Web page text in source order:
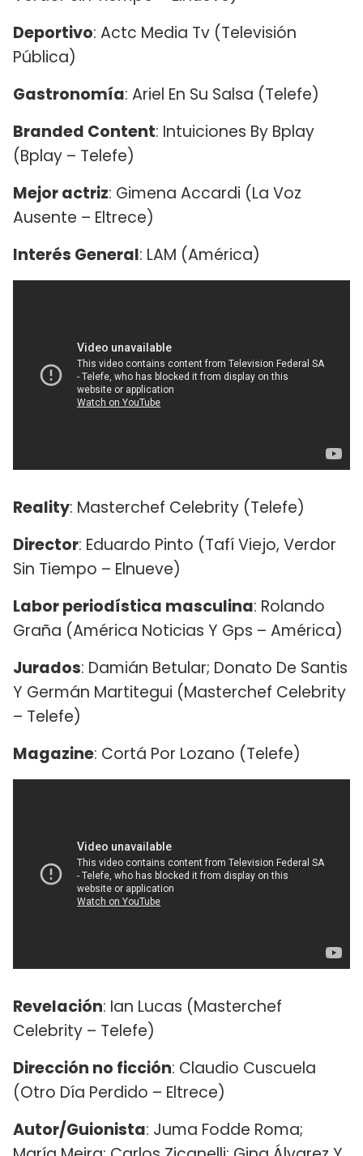
Deportivo: Actc Media Tv (Televisión
Pública)
Gastronomía: Ariel En Su Salsa (Telefe)
Branded Content: Intuiciones By Bplay
(Bplay – Telefe)
Mejor actriz: Gimena Accardi (La Voz
Ausente – Eltrece)
Interés General: LAM (América)
Reality: Masterchef Celebrity (Telefe)
Director: Eduardo Pinto (Tafí Viejo, Verdor
Sin Tiempo – Elnueve)
Labor periodística masculina: Rolando
Graña (América Noticias Y Gps – América)
Jurados: Damián Betular; Donato De Santis
Y Germán Martitegui (Masterchef Celebrity
– Telefe)
Magazine: Cortá Por Lozano (Telefe)
Revelación: Ian Lucas (Masterchef
Celebrity – Telefe)
Dirección no ficción: Claudio Cuscuela
(Otro Día Perdido – Eltrece)
Autor/Guionista: Juma Fodde Roma;